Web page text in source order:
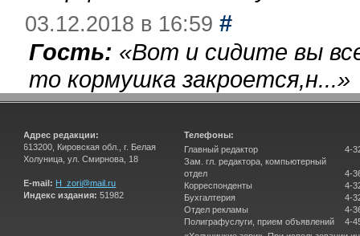
03.12.2018 в 16:59 #
Гость: «Вот и сидите вы
то кормушка закроется,н...»
Адрес редакции:
613200, Кировская обл., г. Белая
Холуница, ул. Смирнова, 18
E-mail: H_zori@mail.ru
Индекс издания: 51982
Телефоны:
Главный редактор
Зам. гл. редактора, компьютерный
отдел
Корреспонденты
Бухгалтерия
Отдел рекламы
Полиграфуслуги, прием объявлений
4-
4-
4-
4-
4-
4-